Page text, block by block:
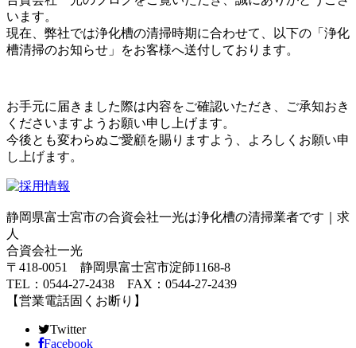
います。
現在、弊社では浄化槽の清掃時期に合わせて、以下の「浄化
槽清掃のお知らせ」をお客様へ送付しております。
お手元に届きました際は内容をご確認いただき、ご承知おき
くださいますようお願い申し上げます。
今後とも変わらぬご愛顧を賜りますよう、よろしくお願い申
し上げます。
静岡県富士宮市の合資会社一光は浄化槽の清掃業者です｜求
人
合資会社一光
〒418-0051 静岡県富士宮市淀師1168-8
TEL：0544-27-2438 FAX：0544-27-2439
【営業電話固くお断り】
Twitter
Facebook